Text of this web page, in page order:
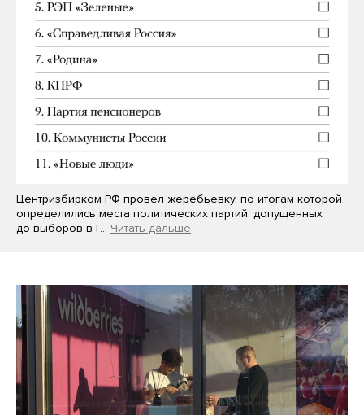
Центризбирком РФ провел жеребьевку, по итогам которой
определились места политических партий, допущенных
до выборов в Г… Читать дальше